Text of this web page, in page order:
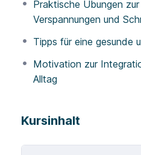
erklärt Prof. Dr. Michael
Trainingsprinzipien,
Bewegungsförderung
therapeutisch zu begleiten.
Beratungskompetenz
Training ein zentraler
Praktische Übungen
Verspannungen und
Tipps für eine gesunde
Motivation zur
Alltag
Kursinhalt